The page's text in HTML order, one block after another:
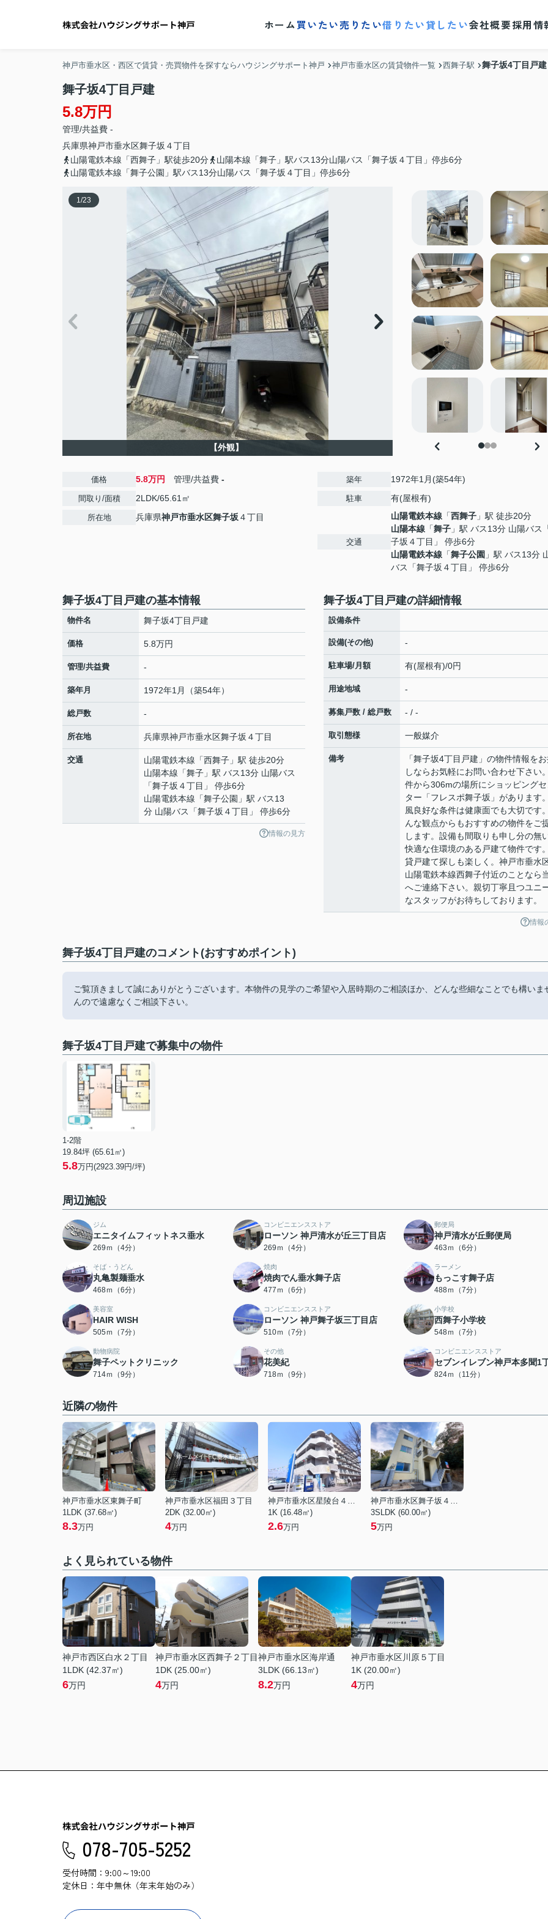
ホーム買いたい売りたい借りたい貸したい会社概要採用情
神戸市垂水区・西区で賃貸・売買物件を探すならハウジングサポート神戸 神戸市垂水区の賃貸物件一覧 西舞子駅 舞子坂4丁目戸建
舞子坂4丁目戸建
5.8万円
管理/共益費 -
兵庫県神戸市垂水区舞子坂 ４丁目
山陽電鉄本線「西舞子」駅徒歩20分
山陽本線「舞子」駅バス13分山陽バス「舞子坂４丁目」停歩6分
山陽電鉄本線「舞子公園」駅バス13分山陽バス「舞子坂４丁目」停歩6分
1/23
【外観】
価格 5.8万円 管理/共益費 -
間取り/面積 2LDK/65.61㎡
所在地 兵庫県神戸市垂水区舞子坂 ４丁目
築年 1972年1月(築54年)
駐車 有(屋根有)
交通
山陽電鉄本線 「西舞子 」駅 徒歩20分
山陽本線 「舞子 」駅 バス13分 山陽バス
子坂４丁目」 停歩6分
山陽電鉄本線 「舞子公園 」駅 バス13分
バス「舞子坂４丁目」 停歩6分
舞子坂4丁目戸建の基本情報
物件名 舞子坂4丁目戸建
価格 5.8万円
管理/共益費 -
築年月 1972年1月（築54年）
総戸数 -
所在地 兵庫県神戸市垂水区舞子坂 ４丁目
交通 山陽電鉄本線 「西舞子 」駅 徒歩20分
山陽本線 「舞子 」駅 バス13分 山陽バス
「舞子坂４丁目」 停歩6分
山陽電鉄本線 「舞子公園 」駅 バス13
分 山陽バス「舞子坂４丁目」 停歩6分
情報の見方
舞子坂4丁目戸建の詳細情報
設備条件
設備(その他) -
駐車場/月額 有(屋根有)/0円
用途地域 -
募集戸数 / 総戸数 - / -
取引態様 一般媒介
備考
「舞子坂4丁目戸建」の物件情報を
しならお気軽にお問い合わせ下さい
件から306mの場所にショッピング
ター「フレスポ舞子坂」があります
風良好な条件は健康面でも大切です
んな観点からもおすすめの物件をご
します。設備も間取りも申し分の無
快適な住環境のある戸建て物件です
貸戸建て探しも楽しく。神戸市垂水
山陽電鉄本線西舞子付近のことなら
へご連絡下さい。親切丁寧且つユニ
なスタッフがお待ちしております。
情報
舞子坂4丁目戸建のコメント(おすすめポイント)
ご覧頂きまして誠にありがとうございます。本物件の見学のご希望や入居時期のご相談ほか、どんな些細なことでも構いま
んので遠慮なくご相談下さい。
舞子坂4丁目戸建で募集中の物件
1-2階
19.84坪 (65.61㎡)
5.8万円(2923.39円/坪)
周辺施設
ジム
エニタイムフィットネス垂水
269ｍ（4分）
コンビニエンスストア
ローソン 神戸清水が丘三丁目店
269ｍ（4分）
郵便局
神戸清水が丘郵便局
463ｍ（6分）
そば・うどん
丸亀製麺垂水
468ｍ（6分）
焼肉
焼肉でん垂水舞子店
477ｍ（6分）
ラーメン
もっこす舞子店
488ｍ（7分）
美容室
HAIR WISH
505ｍ（7分）
コンビニエンスストア
ローソン 神戸舞子坂三丁目店
510ｍ（7分）
小学校
西舞子小学校
548ｍ（7分）
動物病院
舞子ペットクリニック
714ｍ（9分）
その他
花美紀
718ｍ（9分）
コンビニエンスストア
セブンイレブン神戸本多聞1
824ｍ（11分）
近隣の物件
神戸市垂水区東舞子町
1LDK (37.68㎡)
8.3万円
神戸市垂水区福田３丁目
2DK (32.00㎡)
4万円
神戸市垂水区星陵台４丁目
1K (16.48㎡)
2.6万円
神戸市垂水区舞子坂４丁目
3SLDK (60.00㎡)
5万円
よく見られている物件
神戸市西区白水２丁目
1LDK (42.37㎡)
6万円
神戸市垂水区西舞子２丁目
1DK (25.00㎡)
4万円
神戸市垂水区海岸通
3LDK (66.13㎡)
8.2万円
神戸市垂水区川原５丁目
1K (20.00㎡)
4万円
078-705-5252
受付時間：9:00～19:00
定休日：年中無休（年末年始のみ）